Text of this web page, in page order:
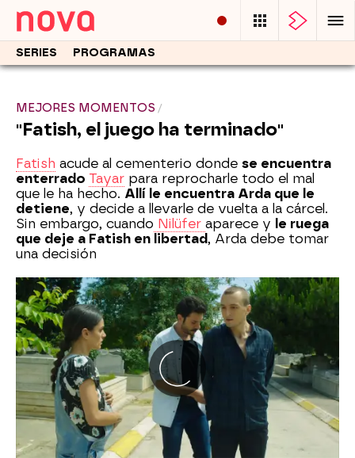
SERIES PROGRAMAS
MEJORES MOMENTOS
"Fatish, el juego ha terminado"
Fatish acude al cementerio donde se encuentra
enterrado Tayar para reprocharle todo el mal
que le ha hecho. Allí le encuentra Arda que le
detiene, y decide a llevarle de vuelta a la cárcel.
Sin embargo, cuando Nilüfer aparece y le ruega
que deje a Fatish en libertad, Arda debe tomar
una decisión